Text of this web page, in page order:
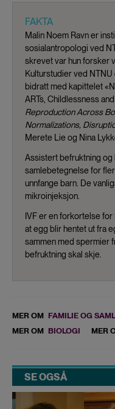
FAKTA
Malin Noem Ravn er
sosialantropologi ved
skrevet var hun forsker
Kulturstudier ved
bidratt med kapittelet
ARTs, Childlessness
Reproduction Across
Normalizations,
Merete Lie og Nina
Assistert befruktning
samlebetegnelse for
unnfange barn. De
mikroinjeksjon.
IVF er en forkortelse
at egg blir hentet ut fra
sammen med spermier
befruktning skal skje.
MER OM FAMILIE OG
MER OM BIOLOGI MER
SE OGSÅ